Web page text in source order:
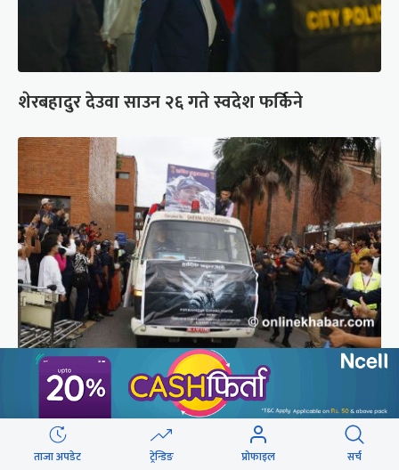
शेरबहादुर देउवा साउन २६ गते स्वदेश फर्किने
ब्रोड पिकमा ज्यान गुमाएका युक्तको शव काठमाडौं
ल्याइयो (तस्वीरहरू)
ताजा अपडेट ट्रेन्डिङ प्रोफाइल सर्च